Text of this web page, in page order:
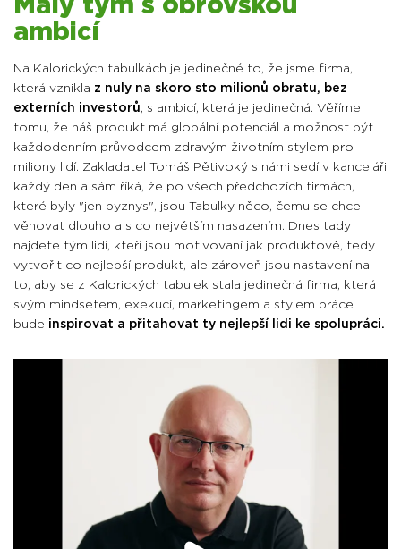
Malý tým s obrovskou
ambicí
Na Kalorických tabulkách je jedinečné to, že jsme firma,
která vznikla z nuly na skoro sto milionů obratu, bez
externích investorů, s ambicí, která je jedinečná. Věříme
tomu, že náš produkt má globální potenciál a možnost být
každodenním průvodcem zdravým životním stylem pro
miliony lidí. Zakladatel Tomáš Pětivoký s námi sedí v kanceláři
každý den a sám říká, že po všech předchozích firmách,
které byly "jen byznys", jsou Tabulky něco, čemu se chce
věnovat dlouho a s co největším nasazením. Dnes tady
najdete tým lidí, kteří jsou motivovaní jak produktově, tedy
vytvořit co nejlepší produkt, ale zároveň jsou nastavení na
to, aby se z Kalorických tabulek stala jedinečná firma, která
svým mindsetem, exekucí, marketingem a stylem práce
bude inspirovat a přitahovat ty nejlepší lidi ke spolupráci.